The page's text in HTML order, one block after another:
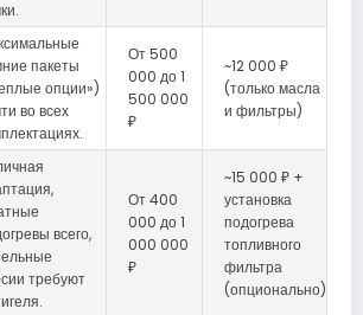
пакеты
опции»)
во всех
От 500
000 до 1
500 000
₽
~12 000 ₽
(только масла
и фильтры)
всего,
требуют
От 400
000 до 1
000 000
₽
~15 000 ₽ +
установка
подогрева
топливного
фильтра
(опционально)